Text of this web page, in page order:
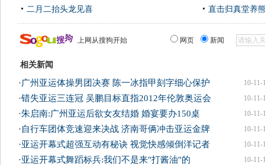
二月二抬头龙见喜 直击归真堂养
上网从搜狗开始 网页 新闻
相关新闻
10-11-
·广州亚运体操男团决赛 陈一冰指甲刻字细心保护
10-11-
·错失亚运三连冠 吴鹏目标直指2012年伦敦奥运会
10-11-
·朱启南:广州亚运后欲女友结婚 婚宴要办150桌
10-11-
·自行车团体竞速迎来决战 济南哥俩冲击亚运金牌
10-11-
·亚运开幕式超强互动有秘诀 视觉快感倾倒洋记者
10-11-
·亚运开幕式舞蹈标兵:我们不是来"打酱油"的